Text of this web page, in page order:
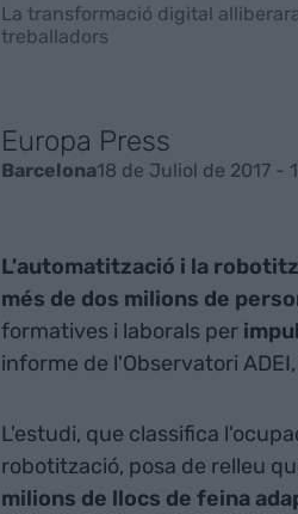
La transformació digital
treballadors
Europa Press
Barcelona18 de Juliol de 2017 -
L'automatització i la
més de dos milions de
formatives i laborals per
informe de l'Observatori
L'estudi, que classifica
robotització, posa de relleu
milions de llocs de feina